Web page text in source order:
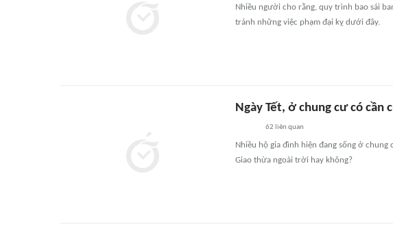
Nhiều người cho rằng, quy trình bao sái
tránh những việc phạm đại kỵ dưới đây.
Ngày Tết, ở chung cư có cần
62 liên quan
Nhiều hộ gia đình hiện đang sống ở
Giao thừa ngoài trời hay không?